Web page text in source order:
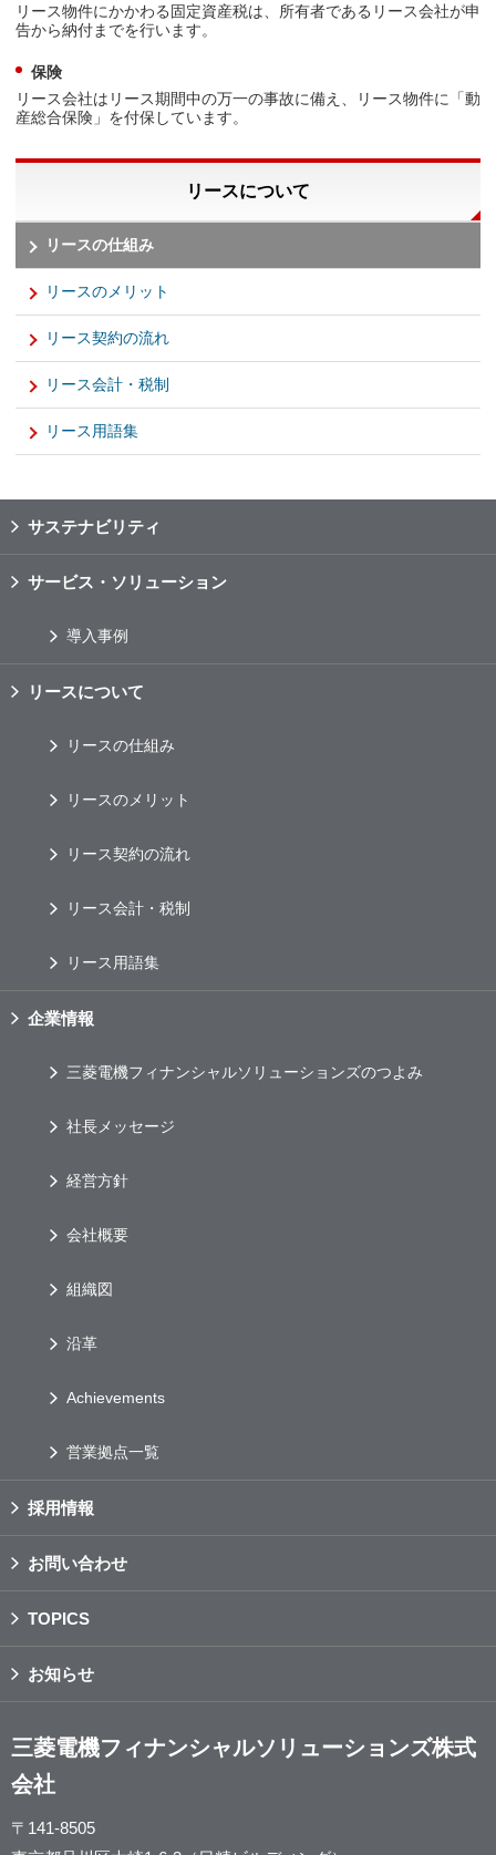
リース物件にかかわる固定資産税は、所有者であるリース会社が申
告から納付までを行います。
保険
リース会社はリース期間中の万一の事故に備え、リース物件に「動
産総合保険」を付保しています。
リースについて
リースの仕組み
リースのメリット
リース契約の流れ
リース会計・税制
リース用語集
サステナビリティ
サービス・ソリューション
導入事例
リースについて
リースの仕組み
リースのメリット
リース契約の流れ
リース会計・税制
リース用語集
企業情報
三菱電機フィナンシャルソリューションズのつよみ
社長メッセージ
経営方針
会社概要
組織図
沿革
Achievements
営業拠点一覧
採用情報
お問い合わせ
TOPICS
お知らせ
三菱電機フィナンシャルソリューションズ株式
会社
〒141-8505